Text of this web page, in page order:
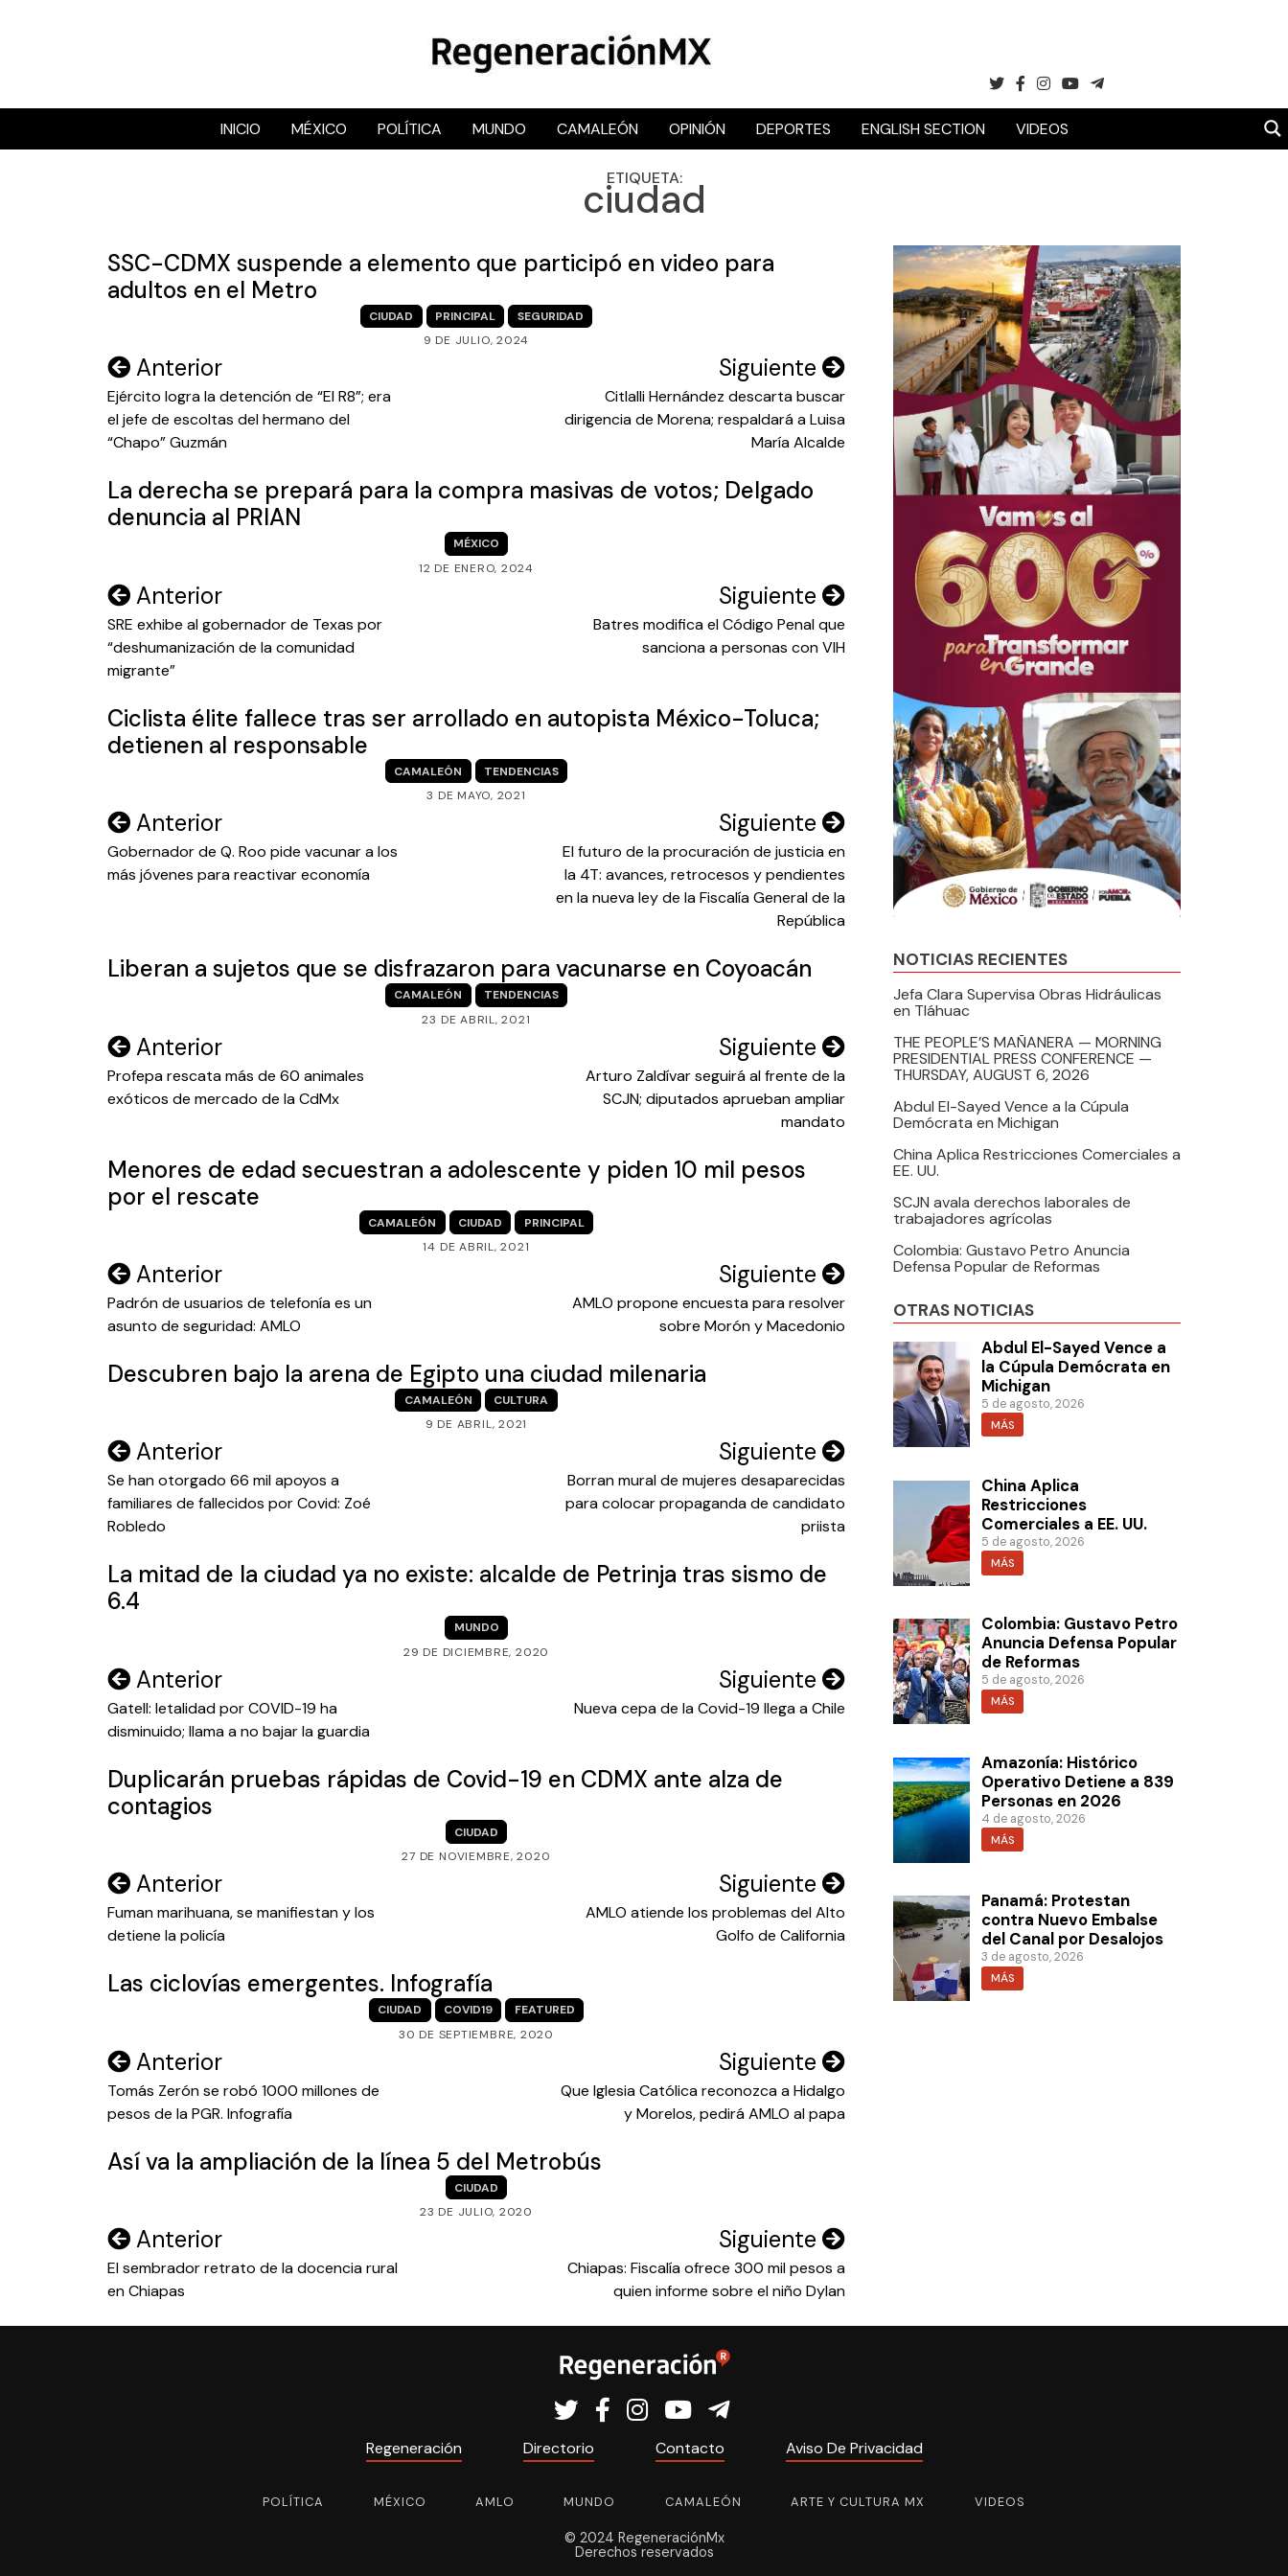
RegeneraciónMX
Sitio de noticias libre e independiente
INICIO MÉXICO POLÍTICA MUNDO CAMALEÓN OPINIÓN DEPORTES ENGLISH SECTION VIDEOS
ETIQUETA:
ciudad
SSC-CDMX suspende a elemento que participó en video para
adultos en el Metro
CIUDAD PRINCIPAL
SEGURIDAD
9 DE JULIO, 2024
Navegación
de
entradas
Anterior
Ejército logra la detención de “El R8”; era
el jefe de escoltas del hermano del
“Chapo” Guzmán
Siguiente
Citlalli Hernández descarta buscar
dirigencia de Morena; respaldará a Luisa
María Alcalde
La derecha se prepará para la compra masivas de votos; Delgado
denuncia al PRIAN
MÉXICO
12 DE ENERO, 2024
Navegación
de
entradas
Anterior
SRE exhibe al gobernador de Texas por
“deshumanización de la comunidad
migrante”
Siguiente
Batres modifica el Código Penal que
sanciona a personas con VIH
Ciclista élite fallece tras ser arrollado en autopista México-Toluca;
detienen al responsable
CAMALEÓN
TENDENCIAS
3 DE MAYO, 2021
Navegación
de
entradas
Anterior
Gobernador de Q. Roo pide vacunar a los
más jóvenes para reactivar economía
Siguiente
El futuro de la procuración de justicia en
la 4T: avances, retrocesos y pendientes
en la nueva ley de la Fiscalía General de la
República
Liberan a sujetos que se disfrazaron para vacunarse en Coyoacán
CAMALEÓN
TENDENCIAS
23 DE ABRIL, 2021
Navegación
de
Anterior
Profepa rescata más de 60 animales
exóticos de mercado de la CdMx
Siguiente
Arturo Zaldívar seguirá al frente de la
SCJN; diputados aprueban ampliar
mandato
Menores de edad secuestran a adolescente y piden 10 mil pesos
por el rescate
CAMALEÓN CIUDAD
PRINCIPAL
14 DE ABRIL, 2021
Navegación
de
entradas
Anterior
Padrón de usuarios de telefonía es un
asunto de seguridad: AMLO
Siguiente
AMLO propone encuesta para resolver
sobre Morón y Macedonio
Descubren bajo la arena de Egipto una ciudad milenaria
CAMALEÓN
CULTURA
9 DE ABRIL, 2021
Navegación
de
entradas
Anterior
Se han otorgado 66 mil apoyos a
familiares de fallecidos por Covid: Zoé
Robledo
Siguiente
Borran mural de mujeres desaparecidas
para colocar propaganda de candidato
priista
La mitad de la ciudad ya no existe: alcalde de Petrinja tras sismo de
6.4
MUNDO
29 DE DICIEMBRE, 2020
Navegación
de
entradas
Anterior
Gatell: letalidad por COVID-19 ha
disminuido; llama a no bajar la guardia
Siguiente
Nueva cepa de la Covid-19 llega a Chile
Duplicarán pruebas rápidas de Covid-19 en CDMX ante alza de
contagios
CIUDAD
27 DE NOVIEMBRE, 2020
Navegación
de
entradas
Anterior
Fuman marihuana, se manifiestan y los
detiene la policía
Siguiente
AMLO atiende los problemas del Alto
Golfo de California
Las ciclovías emergentes. Infografía
CIUDAD COVID19
FEATURED
30 DE SEPTIEMBRE, 2020
Navegación
de
entradas
Anterior
Tomás Zerón se robó 1000 millones de
pesos de la PGR. Infografía
Siguiente
Que Iglesia Católica reconozca a Hidalgo
y Morelos, pedirá AMLO al papa
Así va la ampliación de la línea 5 del Metrobús
CIUDAD
23 DE JULIO, 2020
Navegación
de
entradas
Anterior
El sembrador retrato de la docencia rural
en Chiapas
Siguiente
Chiapas: Fiscalía ofrece 300 mil pesos a
quien informe sobre el niño Dylan
NOTICIAS RECIENTES
Jefa Clara Supervisa Obras Hidráulicas
en Tláhuac
THE PEOPLE’S MAÑANERA — MORNING
PRESIDENTIAL PRESS CONFERENCE —
THURSDAY, AUGUST 6, 2026
Abdul El-Sayed Vence a la Cúpula
Demócrata en Michigan
China Aplica Restricciones Comerciales a
EE. UU.
SCJN avala derechos laborales de
trabajadores agrícolas
Colombia: Gustavo Petro Anuncia
Defensa Popular de Reformas
OTRAS NOTICIAS
Abdul El-Sayed Vence a
la Cúpula Demócrata en
Michigan
5 de agosto, 2026
MÁS
China Aplica
Restricciones
Comerciales a EE. UU.
5 de agosto, 2026
MÁS
Colombia: Gustavo Petro
Anuncia Defensa Popular
de Reformas
5 de agosto, 2026
MÁS
Amazonía: Histórico
Operativo Detiene a 839
Personas en 2026
4 de agosto, 2026
MÁS
Panamá: Protestan
contra Nuevo Embalse
del Canal por Desalojos
3 de agosto, 2026
MÁS
Regeneración Directorio Contacto Aviso De Privacidad
POLÍTICA MÉXICO AMLO MUNDO CAMALEÓN ARTE Y CULTURA MX VIDEOS
© 2024 RegeneraciónMx
Derechos reservados